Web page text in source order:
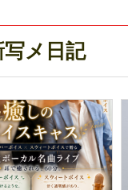
メ日記